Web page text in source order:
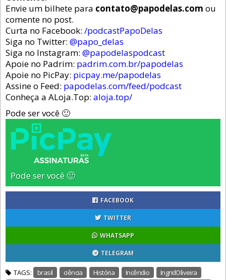
Envie um bilhete para contato@papodelas.com ou
comente no post.
Curta no Facebook: /podcastPapoDelas
Siga no Twitter: @papo_delas
Siga no Instagram: @papodelaspodcast
Apoie no Padrim: padrim.com.br/papodelas
Apoie no PicPay: picpay.me/papodelas
Assine o Feed: papodelas.com/feed/podcast
Conheça a ALoja.Top: aloja.top/
Pode ser você 🙂
Pode ser você 🙂
FACEBOOK
TWITTER
WHATSAPP
TELEGRAM
TAGS: brasil ciência História Incêndio
IngridOliveira